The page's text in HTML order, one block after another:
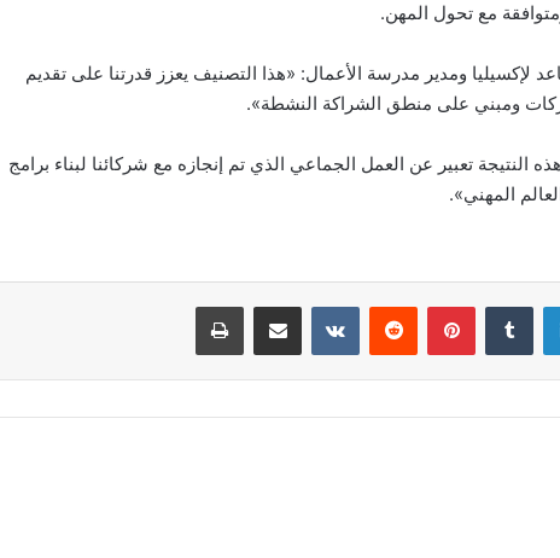
مع تحول المهن.
لإكسيليا ومدير مدرسة الأعمال: «هذا التصنيف يعزز قدرتنا على تقديم
ومبني على منطق الشراكة النشطة».
النتيجة تعبير عن العمل الجماعي الذي تم إنجازه مع شركائنا لبناء برامج
المهني».
لينكدإن بينتيريست مشاركة عبر البريد طباعة